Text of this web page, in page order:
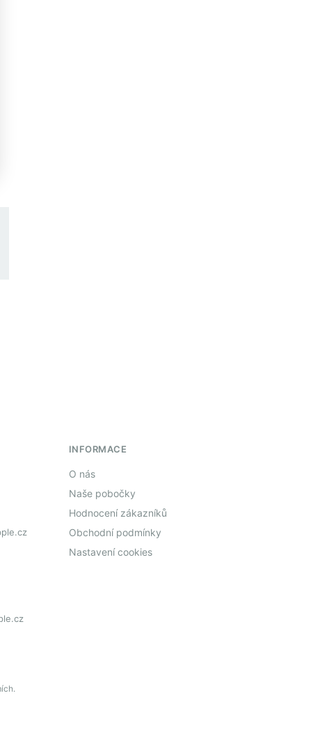
INFORMACE
O nás
Naše pobočky
Hodnocení zákazníků
Obchodní podmínky
Nastavení cookies